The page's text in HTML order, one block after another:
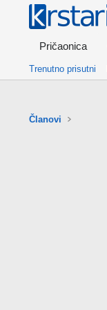
Pričaonica
Trenutno prisutni
Članovi